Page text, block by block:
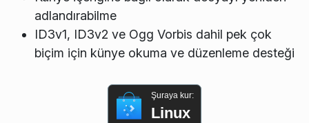
adlandırabilme
ID3v1, ID3v2 ve Ogg Vorbis dahil pek çok
biçim için künye okuma ve düzenleme desteği
Şuraya kur:
Linux